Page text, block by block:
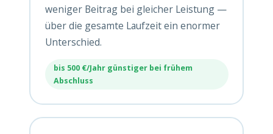
weniger Beitrag bei gleicher Leistung —
über die gesamte Laufzeit ein enormer
Unterschied.
bis 500 €/Jahr günstiger bei frühem
Abschluss